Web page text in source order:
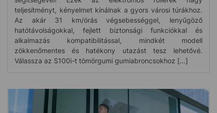
teljesítményt, kényelmet kínálnak a gyors városi túrákhoz.
Az akár 31 km/órás végsebességgel, lenyűgöző
hatótávolságokkal, fejlett biztonsági funkciókkal és
alkalmazás kompatibilitással, mindkét modell
zökkenőmentes és hatékony utazást tesz lehetővé.
Válassza az S100i-t tömörgumi gumiabroncsokhoz […]